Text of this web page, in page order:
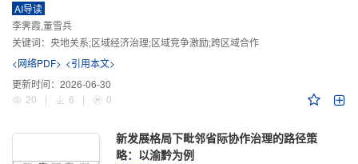
AI导读
李霁霞,董雪兵
关键词： 央地关系;区域经济治理;区域竞争激励;跨区域合作
<网络PDF> <引用本文>
更新时间： 2026-06-30
20
| 6 | 0
新发展格局下毗邻省际协作治理的路径策
略：以渝黔为例